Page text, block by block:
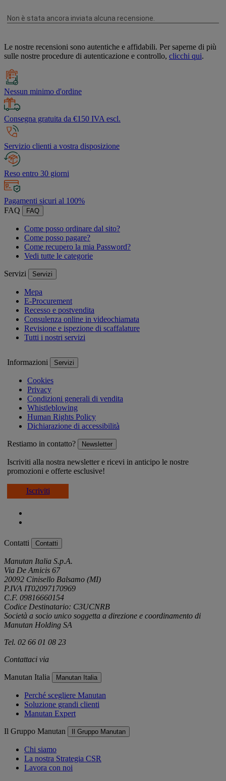
Le nostre recensioni sono autentiche e affidabili. Per saperne di più
sulle nostre procedure di autenticazione e controllo, clicchi qui.
Nessun minimo d'ordine
Consegna gratuita da €150 IVA escl.
Servizio clienti a vostra disposizione
Reso entro 30 giorni
Pagamenti sicuri al 100%
FAQ
FAQ
Come posso ordinare dal sito?
Come posso pagare?
Come recupero la mia Password?
Vedi tutte le categorie
Servizi Servizi
Mepa
E-Procurement
Recesso e postvendita
Consulenza online in videochiamata
Revisione e ispezione di scaffalature
Tutti i nostri servizi
Informazioni Servizi
Cookies
Privacy
Condizioni generali di vendita
Whistleblowing
Human Rights Policy
Dichiarazione di accessibilità
Restiamo in contatto? Newsletter
Iscriviti alla nostra newsletter e ricevi in anticipo le nostre
promozioni e offerte esclusive!
Iscriviti
Contatti Contatti
Manutan Italia S.p.A.
Via De Amicis 67
20092 Cinisello Balsamo (MI)
P.IVA IT02097170969
C.F. 09816660154
Codice Destinatario: C3UCNRB
Società a socio unico soggetta a direzione e coordinamento di
Manutan Holding SA
Tel. 02 66 01 08 23
Contattaci via
Manutan Italia Manutan Italia
Perché scegliere Manutan
Soluzione grandi clienti
Manutan Expert
Il Gruppo Manutan Il Gruppo Manutan
Chi siamo
La nostra Strategia CSR
Lavora con noi